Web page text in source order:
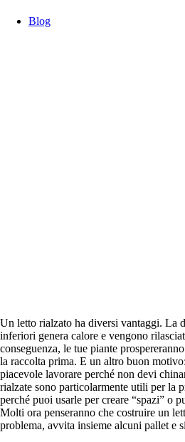
Blog
Un letto rialzato ha diversi vantaggi. La
inferiori genera calore e vengono
conseguenza, le tue piante
la raccolta prima. E un altro buon
piacevole lavorare perché non devi
rialzate sono particolarmente utili per la
perché puoi usarle per creare “spazi” o
Molti ora penseranno che costruire un
problema, avvita insieme alcuni pallet e